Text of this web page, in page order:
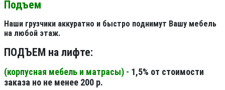
Подъем
Наши грузчики аккуратно и быстро поднимут Вашу мебель
на любой этаж.
ПОДЪЕМ на лифте:
(корпусная мебель и матрасы) - 1,5% от стоимости
заказа но не менее 200 р.